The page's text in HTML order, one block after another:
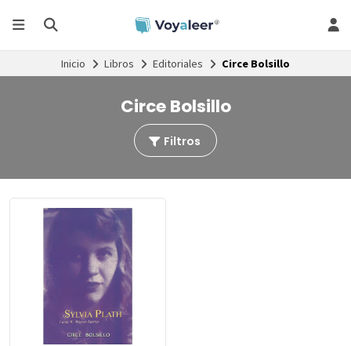
Inicio Libros Editoriales Circe Bolsillo
Circe Bolsillo
Filtros